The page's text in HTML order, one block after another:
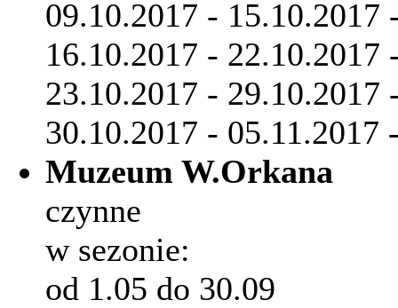
09.10.2017 - 15.10.2017
16.10.2017 -
23.10.2017 -
30.10.2017 -
Muzeum W.Orkana
czynne
w sezonie:
od 1.05 do 30.09